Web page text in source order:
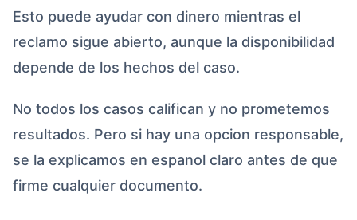
Esto puede ayudar con dinero mientras el
reclamo sigue abierto, aunque la disponibilidad
depende de los hechos del caso.
No todos los casos califican y no prometemos
resultados. Pero si hay una opcion responsable,
se la explicamos en espanol claro antes de que
firme cualquier documento.